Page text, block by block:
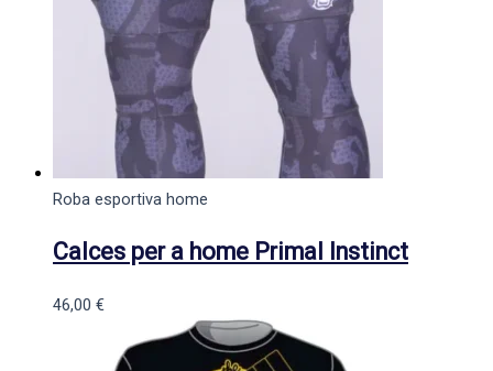
Roba esportiva home
Calces per a home Primal Instinct
46,00 €